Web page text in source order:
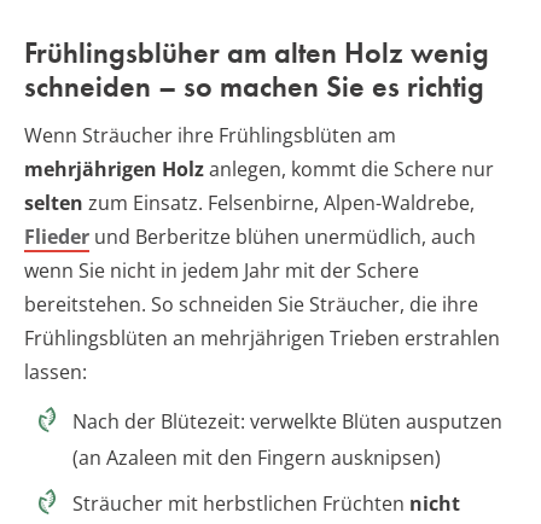
Frühlingsblüher am alten Holz wenig
schneiden – so machen Sie es richtig
Wenn Sträucher ihre Frühlingsblüten am
mehrjährigen Holzanlegen, kommt die Schere nur
selten zum Einsatz. Felsenbirne, Alpen-Waldrebe,
Flieder und Berberitze blühen unermüdlich, auch
wenn Sie nicht in jedem Jahr mit der Schere
bereitstehen. So schneiden Sie Sträucher, die ihre
Frühlingsblüten an mehrjährigen Trieben erstrahlen
lassen:
Nach der Blütezeit: verwelkte Blüten ausputzen
(an Azaleen mit den Fingern ausknipsen)
Sträucher mit herbstlichen Früchten nicht